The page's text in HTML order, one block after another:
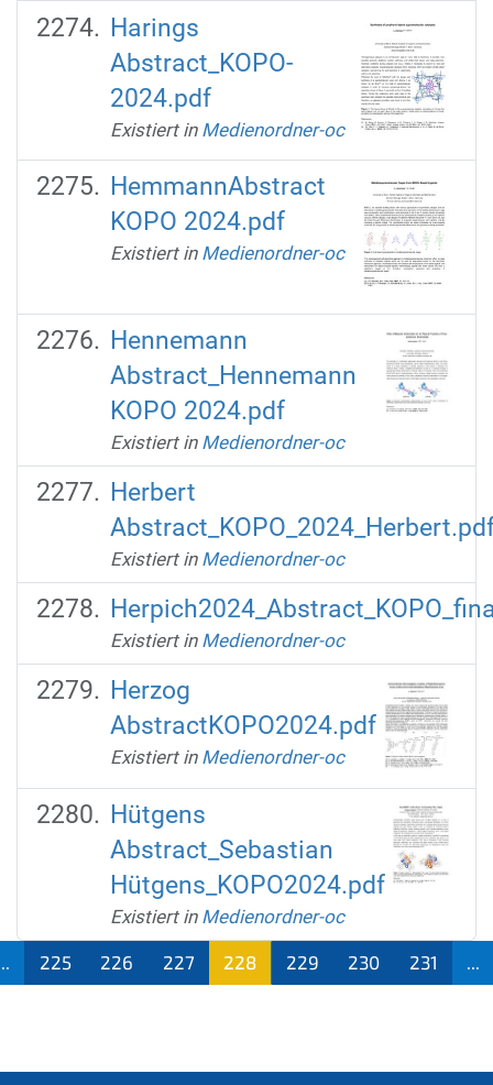
Harings
Abstract_KOPO-
2024.pdf
Existiert in Medienordner-oc
HemmannAbstract
KOPO 2024.pdf
Existiert in Medienordner-oc
Hennemann
Abstract_Hennemann
KOPO 2024.pdf
Existiert in Medienordner-oc
Herbert
Existiert in Medienordner-oc
Existiert in Medienordner-oc
Herzog
AbstractKOPO2024.pdf
Existiert in Medienordner-oc
Hütgens
Abstract_Sebastian
Hütgens_KOPO2024.pdf
Existiert in Medienordner-oc
225 226 227
228
229 230 231 ...